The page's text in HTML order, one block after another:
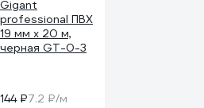
144 ₽7.2 ₽/м